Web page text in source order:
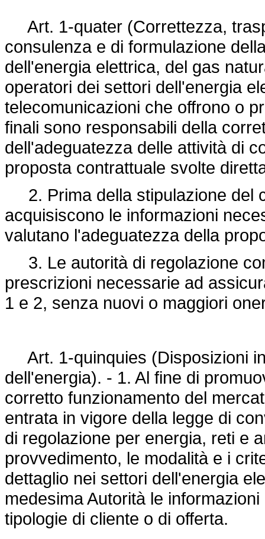
Art. 1-quater (Correttezza,
consulenza e di formulazione
dell'energia elettrica, del gas
operatori dei settori dell'energia
telecomunicazioni che offrono o
finali sono responsabili della
dell'adeguatezza delle attività di
proposta contrattuale svolte
2. Prima della stipulazione del
acquisiscono le informazioni
valutano l'adeguatezza della
3. Le autorità di regolazione
prescrizioni necessarie ad
1 e 2, senza nuovi o maggiori
Art. 1-quinquies (Disposizioni
dell'energia). - 1. Al fine di
corretto funzionamento del
entrata in vigore della legge di
di regolazione per energia, reti e
provvedimento, le modalità e i
dettaglio nei settori dell'energia
medesima Autorità le
tipologie di cliente o di offerta.